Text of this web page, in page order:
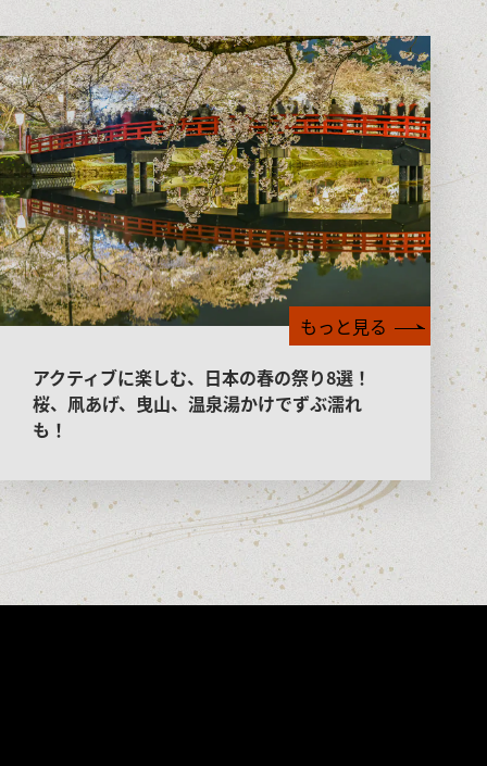
アクティブに楽しむ、日本の春の祭り8選！
桜、凧あげ、曳山、温泉湯かけでずぶ濡れ
も！
もっと見る